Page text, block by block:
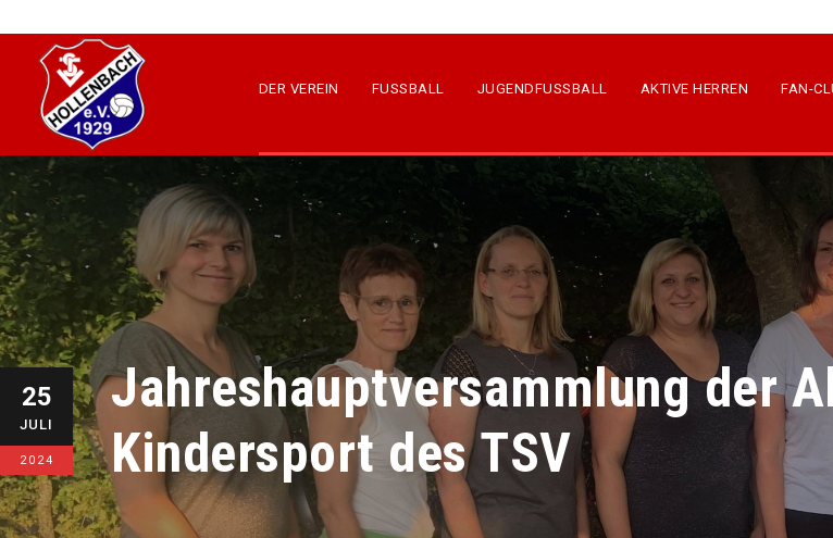
DER VEREIN FUSSBALL JUGENDFUSSBALL AKTIVE HERREN FAN-
25
JULI
2024
Jahreshauptversammlung der
Kindersport des TSV